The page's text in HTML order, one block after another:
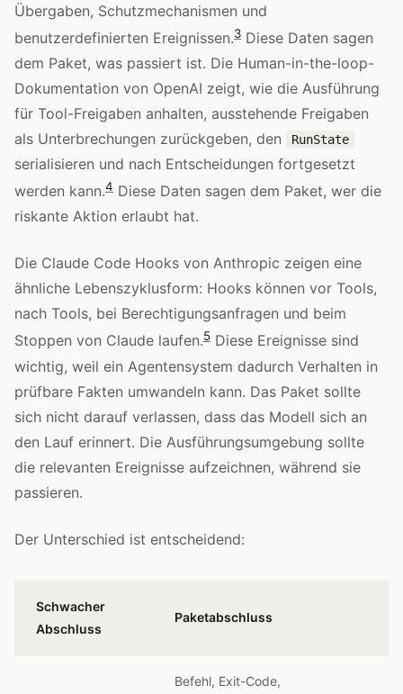
Übergaben, Schutzmechanismen und
benutzerdefinierten Ereignissen.3 Diese Daten sagen
dem Paket, was passiert ist. Die Human-in-the-loop-
Dokumentation von OpenAI zeigt, wie die Ausführung
für Tool-Freigaben anhalten, ausstehende Freigaben
als Unterbrechungen zurückgeben, den
RunState
serialisieren und nach Entscheidungen fortgesetzt
werden kann.4 Diese Daten sagen dem Paket, wer die
riskante Aktion erlaubt hat.
Die Claude Code Hooks von Anthropic zeigen eine
ähnliche Lebenszyklusform: Hooks können vor Tools,
nach Tools, bei Berechtigungsanfragen und beim
Stoppen von Claude laufen.5 Diese Ereignisse sind
wichtig, weil ein Agentensystem dadurch Verhalten in
prüfbare Fakten umwandeln kann. Das Paket sollte
sich nicht darauf verlassen, dass das Modell sich an
den Lauf erinnert. Die Ausführungsumgebung sollte
die relevanten Ereignisse aufzeichnen, während sie
passieren.
Der Unterschied ist entscheidend:
Schwacher
Abschluss
Paketabschluss
Befehl, Exit-Code,